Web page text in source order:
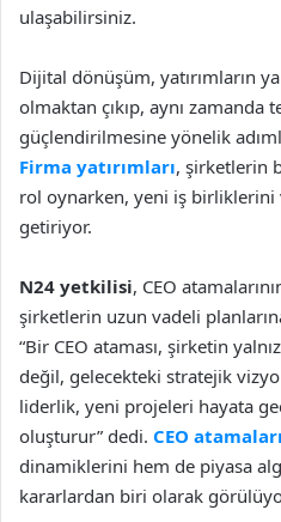
ulaşabilirsiniz.
Dijital dönüşüm, yatırımların
olmaktan çıkıp, aynı zamanda
güçlendirilmesine yönelik
Firma yatırımları, şirketlerin
rol oynarken, yeni iş
getiriyor.
N24 yetkilisi, CEO
şirketlerin uzun vadeli
“Bir CEO ataması, şirketin
değil, gelecekteki stratejik
liderlik, yeni projeleri hayata
oluşturur” dedi. CEO atamaları
dinamiklerini hem de piyasa
kararlardan biri olarak